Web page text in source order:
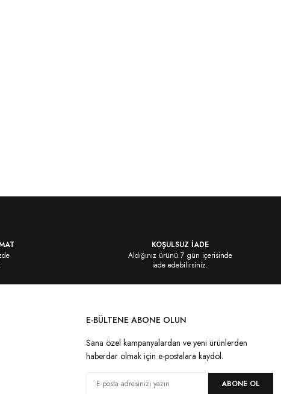
KOŞULSUZ İADE
Aldığınız ürünü 7 gün içerisinde
iade edebilirsiniz.
E-BÜLTENE ABONE OLUN
Sana özel kampanyalardan ve yeni ürünlerden
haberdar olmak için e-postalara kaydol.
ABONE OL